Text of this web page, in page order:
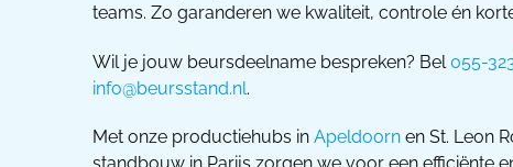
teams. Zo garanderen we kwaliteit, controle én
Wil je jouw beursdeelname bespreken? Bel 055-
info@beursstand.nl.
Met onze productiehubs in Apeldoorn en St. Leon